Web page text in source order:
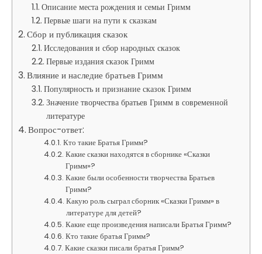
Описание места рождения и семьи Гримм
Первые шаги на пути к сказкам
Сбор и публикация сказок
Исследования и сбор народных сказок
Первые издания сказок Гримм
Влияние и наследие братьев Гримм
Популярность и признание сказок Гримм
Значение творчества братьев Гримм в современной
литературе
Вопрос-ответ:
Кто такие Братья Гримм?
Какие сказки находятся в сборнике «Сказки
Гримм»?
Какие были особенности творчества Братьев
Гримм?
Какую роль сыграл сборник «Сказки Гримм» в
литературе для детей?
Какие еще произведения написали Братья Гримм?
Кто такие братья Гримм?
Какие сказки писали братья Гримм?